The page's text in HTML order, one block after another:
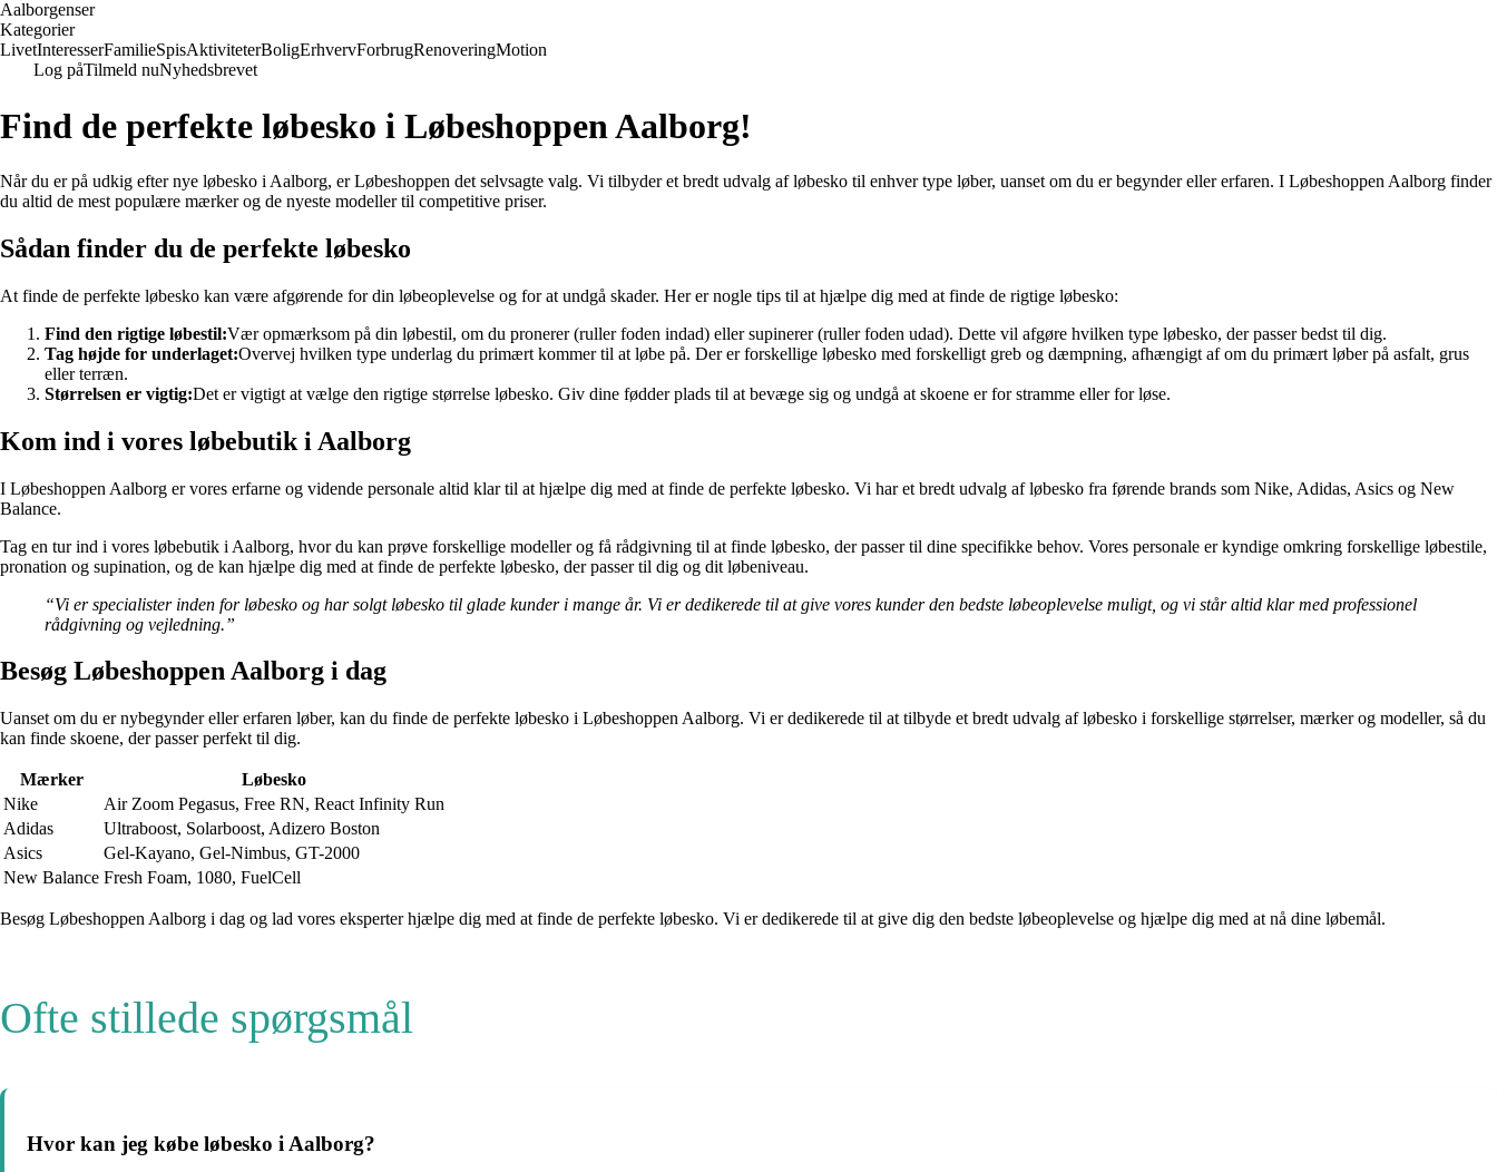
Aalborgenser
Kategorier
LivetInteresserFamilieSpisAktiviteterBoligErhvervForbrugRenoveringMotion
Log påTilmeld nuNyhedsbrevet
Find de perfekte løbesko i Løbeshoppen Aalborg!
Når du er på udkig efter nye løbesko i Aalborg, er Løbeshoppen det selvsagte valg. Vi tilbyder et bredt udvalg af løbesko til enhver type løber, uanset om du er begynder eller erfaren. I Løbeshoppen Aalborg finder
du altid de mest populære mærker og de nyeste modeller til competitive priser.
Sådan finder du de perfekte løbesko
At finde de perfekte løbesko kan være afgørende for din løbeoplevelse og for at undgå skader. Her er nogle tips til at hjælpe dig med at finde de rigtige løbesko:
Find den rigtige løbestil:Vær opmærksom på din løbestil, om du pronerer (ruller foden indad) eller supinerer (ruller foden udad). Dette vil afgøre hvilken type løbesko, der passer bedst til dig.
Tag højde for underlaget:Overvej hvilken type underlag du primært kommer til at løbe på. Der er forskellige løbesko med forskelligt greb og dæmpning, afhængigt af om du primært løber på asfalt, grus
eller terræn.
Størrelsen er vigtig:Det er vigtigt at vælge den rigtige størrelse løbesko. Giv dine fødder plads til at bevæge sig og undgå at skoene er for stramme eller for løse.
Kom ind i vores løbebutik i Aalborg
I Løbeshoppen Aalborg er vores erfarne og vidende personale altid klar til at hjælpe dig med at finde de perfekte løbesko. Vi har et bredt udvalg af løbesko fra førende brands som Nike, Adidas, Asics og New
Balance.
Tag en tur ind i vores løbebutik i Aalborg, hvor du kan prøve forskellige modeller og få rådgivning til at finde løbesko, der passer til dine specifikke behov. Vores personale er kyndige omkring forskellige løbestile,
pronation og supination, og de kan hjælpe dig med at finde de perfekte løbesko, der passer til dig og dit løbeniveau.
“Vi er specialister inden for løbesko og har solgt løbesko til glade kunder i mange år. Vi er dedikerede til at give vores kunder den bedste løbeoplevelse muligt, og vi står altid klar med professionel
rådgivning og vejledning.”
Besøg Løbeshoppen Aalborg i dag
Uanset om du er nybegynder eller erfaren løber, kan du finde de perfekte løbesko i Løbeshoppen Aalborg. Vi er dedikerede til at tilbyde et bredt udvalg af løbesko i forskellige størrelser, mærker og modeller, så du
kan finde skoene, der passer perfekt til dig.
Mærker
Løbesko
Nike
Air Zoom Pegasus, Free RN, React Infinity Run
Adidas
Ultraboost, Solarboost, Adizero Boston
Asics
Gel-Kayano, Gel-Nimbus, GT-2000
New Balance Fresh Foam, 1080, FuelCell
Besøg Løbeshoppen Aalborg i dag og lad vores eksperter hjælpe dig med at finde de perfekte løbesko. Vi er dedikerede til at give dig den bedste løbeoplevelse og hjælpe dig med at nå dine løbemål.
Ofte stillede spørgsmål
Hvor kan jeg købe løbesko i Aalborg?